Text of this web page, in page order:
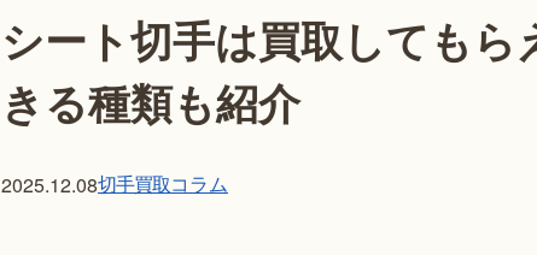
シート切手は買取しても
きる種類も紹介
2025.12.08切手買取コラム